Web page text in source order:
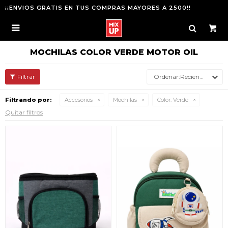
¡¡ENVIOS GRATIS EN TUS COMPRAS MAYORES A 2500!!

MOCHILAS COLOR VERDE MOTOR OIL
Recientes
Filtrando por: Accesorios Mochilas Color: Verde
Quitar filtros